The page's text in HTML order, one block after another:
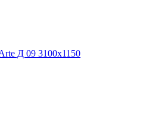
Д 09 3100х1150